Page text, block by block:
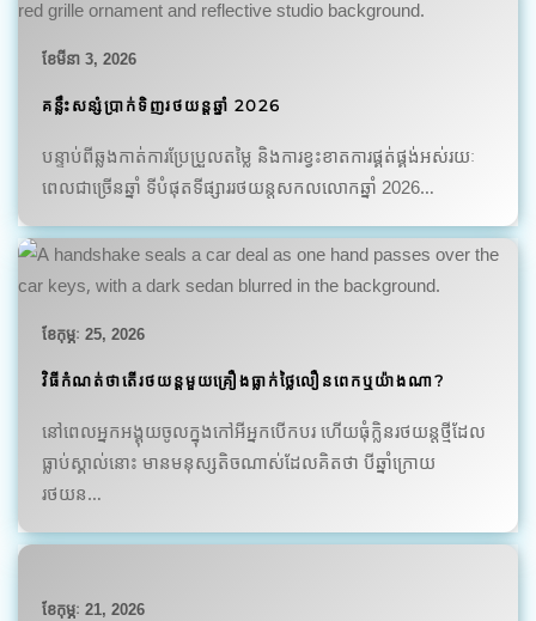
ខែ​មីនា 3, 2026
គន្លឹះសន្សំប្រាក់ទិញរថយន្តឆ្នាំ 2026
បន្ទាប់ពីឆ្លងកាត់ការប្រែប្រួលតម្លៃ និងការខ្វះខាតការផ្គត់ផ្គង់អស់រយៈ
ពេលជាច្រើនឆ្នាំ ទីបំផុតទីផ្សាររថយន្តសកលលោកឆ្នាំ 2026…
ខែ​កុម្ភៈ 25, 2026
វិធីកំណត់ថាតើរថយន្តមួយគ្រឿងធ្លាក់ថ្លៃលឿនពេកឬយ៉ាងណា?
នៅពេលអ្នកអង្គុយចូលក្នុងកៅអីអ្នកបើកបរ ហើយធុំក្លិនរថយន្តថ្មីដែល
ធ្លាប់ស្គាល់នោះ មានមនុស្សតិចណាស់ដែលគិតថា បីឆ្នាំក្រោយ
រថយន…
ខែ​កុម្ភៈ 21, 2026